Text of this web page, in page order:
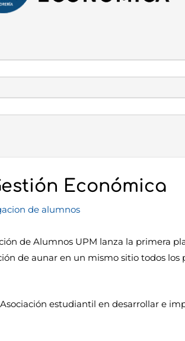
Económica
de alumnos
de Alumnos UPM lanza la primera
de aunar en un mismo sitio todos los
estudiantil en desarrollar e